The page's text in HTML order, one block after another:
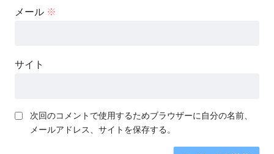
メール ※
サイト
次回のコメントで使用するためブラウザーに自分の名前、
メールアドレス、サイトを保存する。